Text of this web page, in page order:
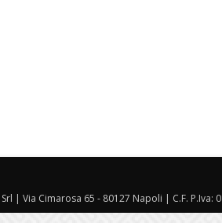
| Via Cimarosa 65 - 80127 Napoli | C.F. P.Iva: